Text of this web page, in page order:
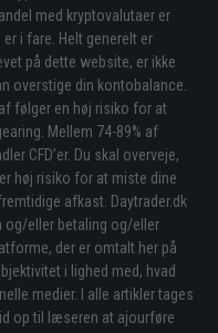
med kryptovalutaer er
i fare. Helt generelt er
på dette website, er ikke
overstige din kontobalance.
følger en høj risiko for at
Mellem 74-89% af
CFD’er. Du skal overveje,
høj risiko for at miste dine
afkast. Daytrader.dk
eller betaling og/eller
der er omtalt her på
i lighed med, hvad
medier. I alle artikler tages
op til læseren at ajourføre